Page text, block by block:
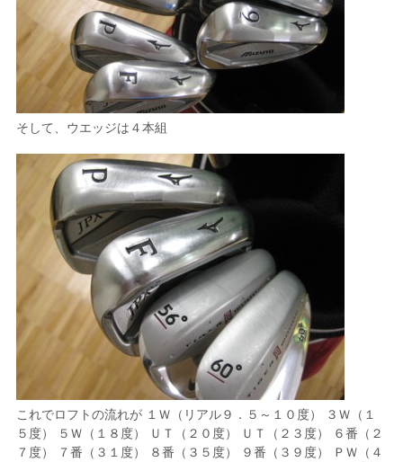
そして、ウエッジは４本組
これでロフトの流れが １Ｗ（リアル９．５～１０度） ３Ｗ（１
５度） ５Ｗ（１８度） ＵＴ（２０度） ＵＴ（２３度） ６番（２
７度） ７番（３１度） ８番（３５度） ９番（３９度） ＰＷ（４